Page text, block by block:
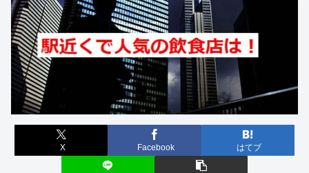
X Facebook はてブ